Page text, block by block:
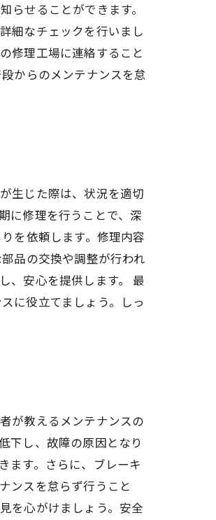
せることができます。
細なチェックを行いまし
修理工場に連絡すること
からのメンテナンスを怠
生じた際は、状況を適切
に修理を行うことで、深
を依頼します。修理内容
品の交換や調整が行われ
、安心を提供します。 最
に役立てましょう。しっ
が教えるメンテナンスの
下し、故障の原因となり
ます。さらに、ブレーキ
ンスを怠らず行うこと
を心がけましょう。安全